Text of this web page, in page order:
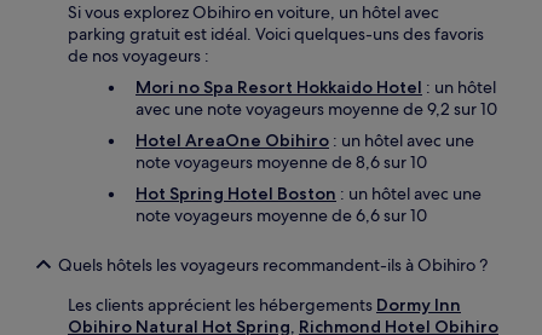
Si vous explorez Obihiro en voiture, un hôtel avec
parking gratuit est idéal. Voici quelques-uns des favoris
de nos voyageurs :
Mori no Spa Resort Hokkaido Hotel : un hôtel
avec une note voyageurs moyenne de 9,2 sur 10
Hotel AreaOne Obihiro : un hôtel avec une
note voyageurs moyenne de 8,6 sur 10
Hot Spring Hotel Boston : un hôtel avec une
note voyageurs moyenne de 6,6 sur 10
Quels hôtels les voyageurs recommandent-ils à Obihiro ?
Les clients apprécient les hébergements Dormy Inn
Obihiro Natural Hot Spring, Richmond Hotel Obihiro